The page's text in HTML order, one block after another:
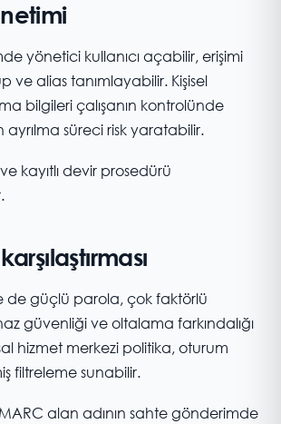
yönetici kullanıcı açabilir, erişimi
ve alias tanımlayabilir. Kişisel
bilgileri çalışanın kontrolünde
ayrılma süreci risk yaratabilir.
kayıtlı devir prosedürü
de güçlü parola, çok faktörlü
güvenliği ve oltalama farkındalığı
hizmet merkezi politika, oturum
filtreleme sunabilir.
alan adının sahte gönderimde